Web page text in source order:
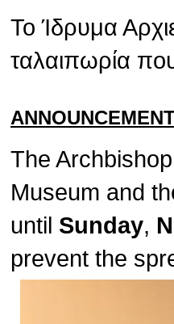
Το Ίδρυμα
ταλαιπωρία
The
Museum and
until Sunday,
prevent the